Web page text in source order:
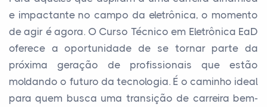
e impactante no campo da eletrônica, o momento
de agir é agora. O Curso Técnico em Eletrônica EaD
oferece a oportunidade de se tornar parte da
próxima geração de profissionais que estão
moldando o futuro da tecnologia. É o caminho ideal
para quem busca uma transição de carreira bem-